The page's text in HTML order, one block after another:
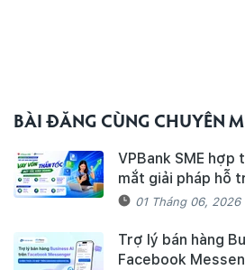
BÀI ĐĂNG CÙNG CHUYÊN
VPBank SME hợp
mắt giải pháp hỗ
doanh/Doanh
hiệu quả
01 Tháng 06, 2026
Trợ lý bán hàng
Facebook